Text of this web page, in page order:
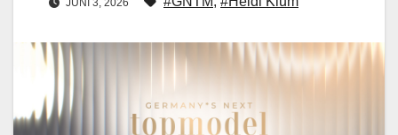
JUNI 3, 2026